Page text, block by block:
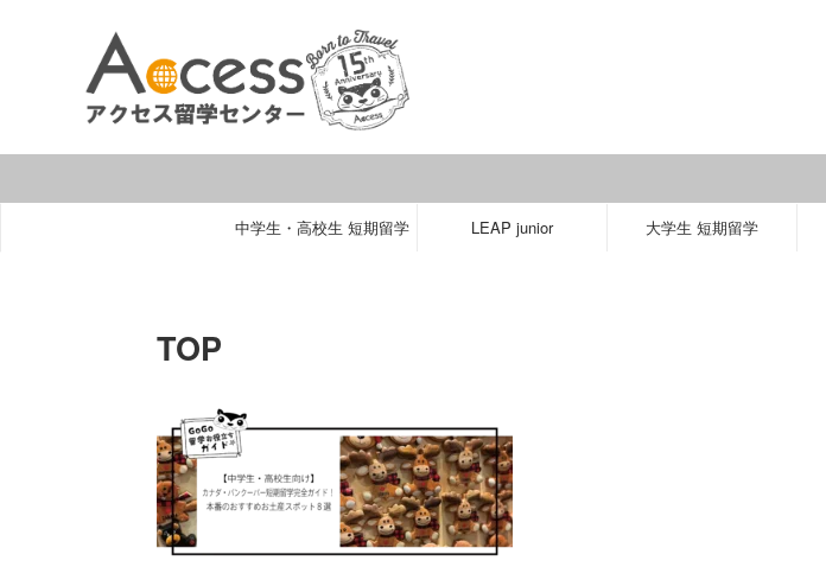
中学生・高校生 短期留学 LEAP junior 大学生 短期留学
TOP